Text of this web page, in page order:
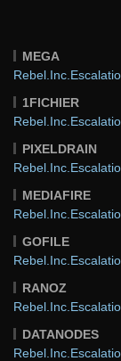
MEGA
1FICHIER
PIXELDRAIN
MEDIAFIRE
GOFILE
RANOZ
DATANODES